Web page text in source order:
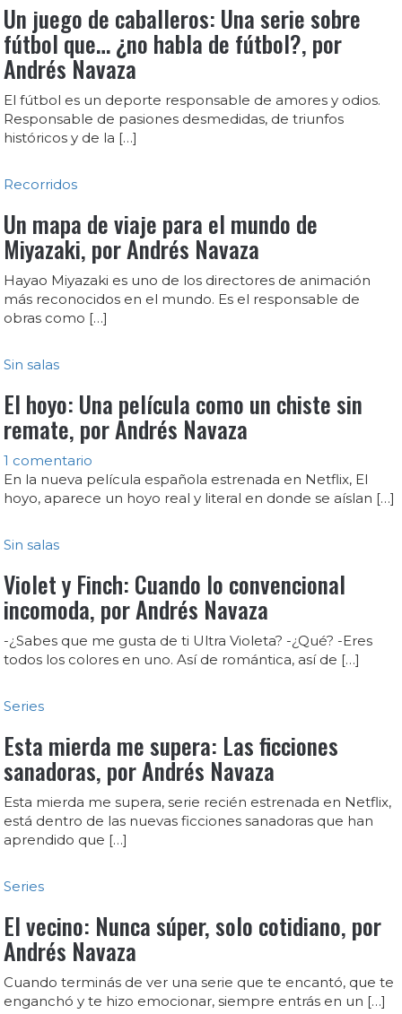
Un juego de caballeros: Una serie sobre
fútbol que… ¿no habla de fútbol?, por
Andrés Navaza
El fútbol es un deporte responsable de amores y odios.
Responsable de pasiones desmedidas, de triunfos
históricos y de la […]
Recorridos
Un mapa de viaje para el mundo de
Miyazaki, por Andrés Navaza
Hayao Miyazaki es uno de los directores de animación
más reconocidos en el mundo. Es el responsable de
obras como […]
Sin salas
El hoyo: Una película como un chiste sin
remate, por Andrés Navaza
1 comentario
En la nueva película española estrenada en Netflix, El
hoyo, aparece un hoyo real y literal en donde se aíslan […]
Sin salas
Violet y Finch: Cuando lo convencional
incomoda, por Andrés Navaza
-¿Sabes que me gusta de ti Ultra Violeta? -¿Qué? -Eres
todos los colores en uno. Así de romántica, así de […]
Series
Esta mierda me supera: Las ficciones
sanadoras, por Andrés Navaza
Esta mierda me supera, serie recién estrenada en Netflix,
está dentro de las nuevas ficciones sanadoras que han
aprendido que […]
Series
El vecino: Nunca súper, solo cotidiano, por
Andrés Navaza
Cuando terminás de ver una serie que te encantó, que te
enganchó y te hizo emocionar, siempre entrás en un […]